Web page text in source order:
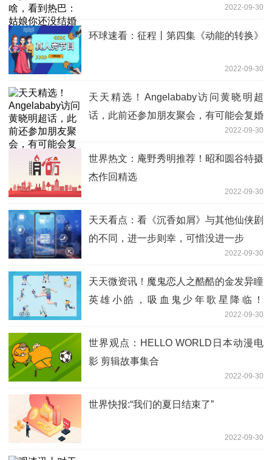
2022-09-30
环球速看：征程丨第四集《动能的转换》
2022-09-30
天天精选！Angelababy访问黄晓明超
话，此前还参加朋友聚会，有可能会复婚
2022-09-30
世界热文：庵野秀明推荐！昭和圆谷特摄
杰作回精选
2022-09-30
天天看点：看《沉香如屑》与其他仙侠剧
的不同，进一步则幸，可惜没进一步
2022-09-30
天天微资讯！魔鬼恋人之酷酷的金发异瞳
英雄小皓，吸血鬼少年歌星降临！
2022-09-30
世界观点：HELLO WORLD日本动漫电
影 剪辑故事集合
2022-09-30
世界快报:“我们的夏日结束了”
2022-09-30